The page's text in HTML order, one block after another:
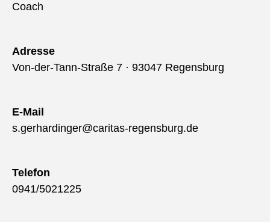
Coach
Adresse
Von-der-Tann-Straße 7 · 93047 Regensburg
E-Mail
s.gerhardinger@caritas-regensburg.de
Telefon
0941/5021225